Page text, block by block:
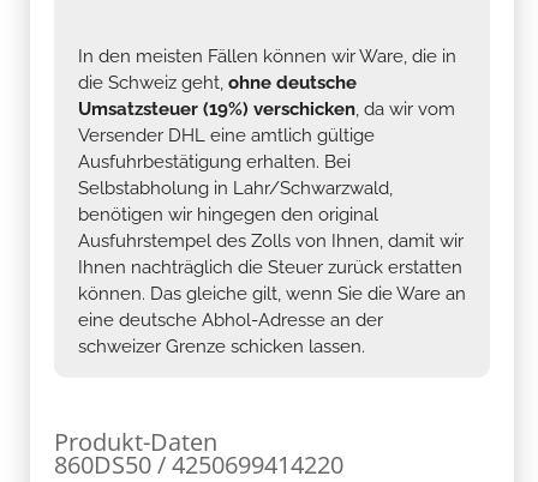
In den meisten Fällen können wir Ware, die in
die Schweiz geht, ohne deutsche
Umsatzsteuer (19%) verschicken, da wir vom
Versender DHL eine amtlich gültige
Ausfuhrbestätigung erhalten. Bei
Selbstabholung in Lahr/Schwarzwald,
benötigen wir hingegen den original
Ausfuhrstempel des Zolls von Ihnen, damit wir
Ihnen nachträglich die Steuer zurück erstatten
können. Das gleiche gilt, wenn Sie die Ware an
eine deutsche Abhol-Adresse an der
schweizer Grenze schicken lassen.
Produkt-Daten
860DS50 / 4250699414220